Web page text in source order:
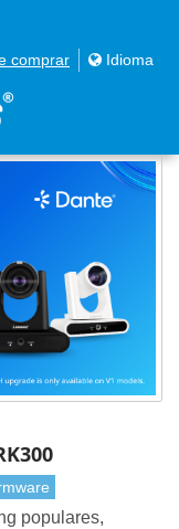
comprar Idioma
populares,